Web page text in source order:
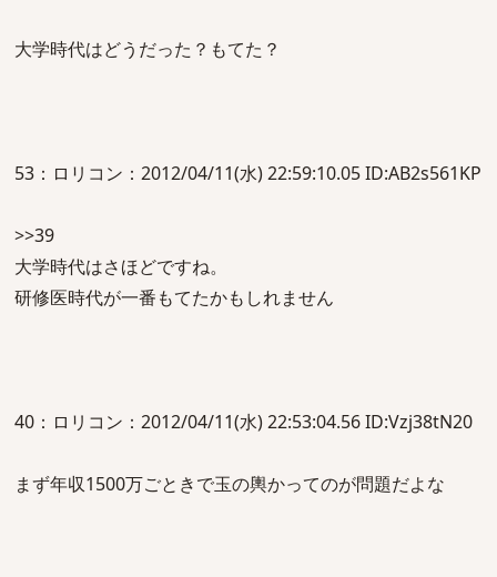
大学時代はどうだった？もてた？
53：ロリコン：2012/04/11(水) 22:59:10.05 ID:AB2s561KP
>>39
大学時代はさほどですね。
研修医時代が一番もてたかもしれません
40：ロリコン：2012/04/11(水) 22:53:04.56 ID:Vzj38tN20
まず年収1500万ごときで玉の輿かってのが問題だよな